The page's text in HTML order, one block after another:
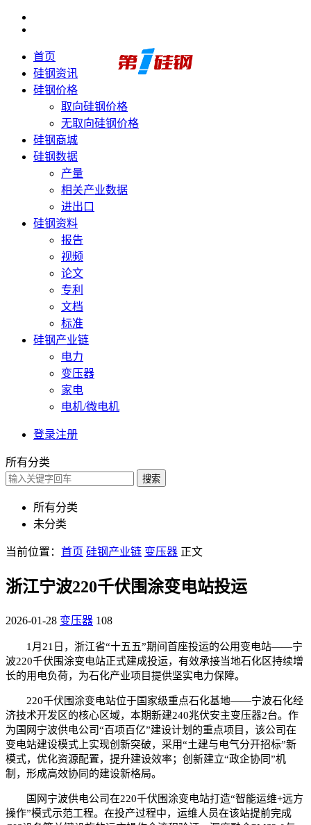
首页
硅钢资讯
硅钢价格
取向硅钢价格
无取向硅钢价格
硅钢商城
硅钢数据
产量
相关产业数据
进出口
硅钢资料
报告
视频
论文
专利
文档
标准
硅钢产业链
电力
变压器
家电
电机/微电机
登录注册
所有分类
搜索
所有分类
未分类
当前位置： 首页 硅钢产业链 变压器 正文
浙江宁波220千伏围涂变电站投运
2026-01-28 变压器 108
1月21日，浙江省“十五五”期间首座投运的公用变电站——宁
波220千伏围涂变电站正式建成投运，有效承接当地石化区持续增
长的用电负荷，为石化产业项目提供坚实电力保障。
220千伏围涂变电站位于国家级重点石化基地——宁波石化经
济技术开发区的核心区域，本期新建240兆伏安主变压器2台。作
为国网宁波供电公司“百项百亿”建设计划的重点项目，该公司在
变电站建设模式上实现创新突破，采用“土建与电气分开招标”新
模式，优化资源配置，提升建设效率；创新建立“政企协同”机
制，形成高效协同的建设新格局。
国网宁波供电公司在220千伏围涂变电站打造“智能运维+远方
操作”模式示范工程。在投产过程中，运维人员在该站提前完成